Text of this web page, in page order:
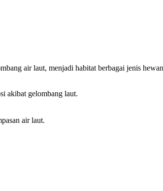
air laut, menjadi habitat berbagai jenis
akibat gelombang laut.
air laut.